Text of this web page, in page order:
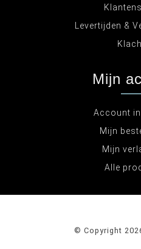
Levertijden &
Mijn
Account
Mijn
Mijn
Alle
© Copyright